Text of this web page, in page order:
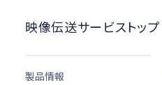
映像伝送サービストップ
製品情報